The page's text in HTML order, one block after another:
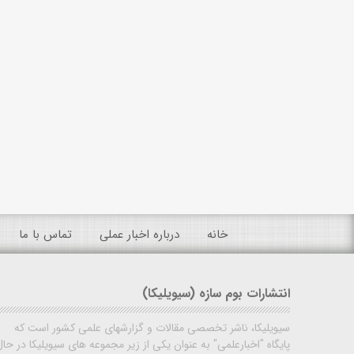
خانه درباره اخبار عملی تماس با ما
انتشارات بوم سازه (سیویلیکا)
سیویلیکا، ناشر تخصصی مقالات و گزارشهای علمی کشور است که
پایگاه "اخبارعلمی" به عنوان یکی از زیر مجموعه های سیویلیکا در